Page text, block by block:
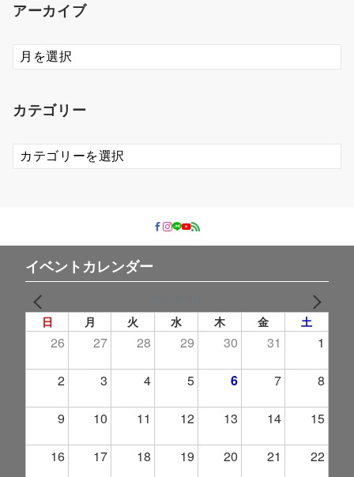
アーカイブ
ア
ー
ブ
カテゴリー
カ
テ
イベントカレンダー
日 月 火 水 木 金 土
26 27 28 29 30 31 1
2 3 4 5 6 7 8
9 10 11 12 13 14 15
16 17 18 19 20 21 22